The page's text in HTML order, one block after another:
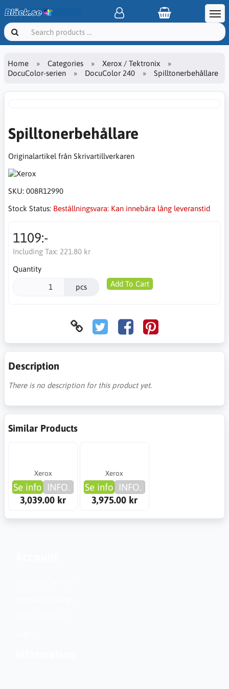
Home Categories
Xerox / Tektronix
DocuColor-serien
DocuColor 240 Spilltonerbehållare
Spilltonerbehållare
Originalartikel från Skrivartillverkaren
SKU: 008R12990
Stock Status: Beställningsvara: Kan innebära lång leveranstid
1109:-
Including Tax: 221.80 kr
Quantity
pcs Add To Cart
Description
There is no description for this product yet.
Similar Products
Xerox
Se info INFO.
3,039.00 kr
Xerox
Se info INFO.
3,975.00 kr